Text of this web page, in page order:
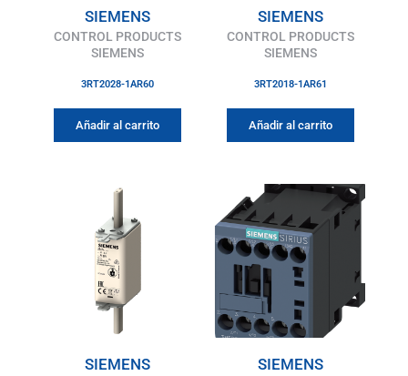
SIEMENS
CONTROL PRODUCTS
SIEMENS
3RT2028-1AR60
Añadir al carrito
SIEMENS
CONTROL PRODUCTS
SIEMENS
3RT2018-1AR61
Añadir al carrito
SIEMENS SIEMENS